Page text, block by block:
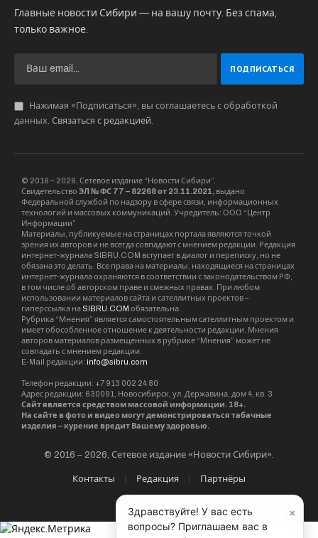
Главные новости Сибири — на вашу почту. Без спама,
только важное.
Нажимая «Подписаться», вы соглашаетесь с обработкой
данных. Связаться с редакцией
© 2016 – 2026, Сетевое издание “Новости Сибири”.
Свидетельство ЭЛ № ФС 77 – 82268 от 23.11.2021, выдано
Федеральной службой по надзору в сфере связи, информационных
технологий и массовых коммуникаций. Учредитель: ООО “Центр
Информации”
Материалы, публикуемые на страницах портала являются точкой
зрения их авторов и не всегда совпадают с мнением редакции. Редакция
интернет-журнала SIBRU.COM вступает в диалог и переписку, но не
обязана это делать. Все права на материалы, находящиеся на страницах
интернет-журнала охраняются в соответствии с законодательством РФ,
в том числе об авторском праве и смежных правах. При любом
использовании материалов сайта и сателлитных проектов –
гиперссылка на SIBRU.COM обязательна.
Рубрика “Мнения” является самостоятельным сателлитным проектом и
имеет обособленное отношение к деятельности редакции. Мнения
авторов материалов размещенных в рубрике “Мнения” может не
совпадать с мнением редакции.
E-Mail редакции: info@sibru.com
Телефон редакции: +7 913 002 24 80
Адрес редакции: 630091, Новосибирск, ул. Державина, дом 4, кв. 3
Сайт является средством массовой информации. 18+.
На сайте в фото и видео могут демонстрироваться табачные
изделия – курение вредит Вашему здоровью.
© 2016 – 2026, Сетевое издание «Новости Сибири».
Контакты Редакция Партнёры
×
Здравствуйте! У вас есть
вопросы? Приглашаем вас в